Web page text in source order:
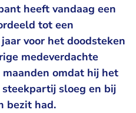
heeft vandaag een
tot een
voor het doodsteken
medeverdachte
omdat hij het
sloeg en bij
bezit had.